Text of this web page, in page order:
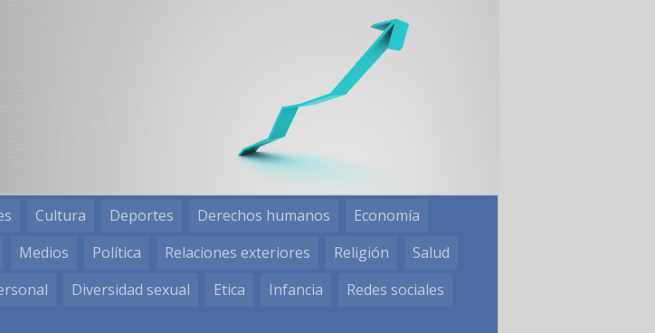
Cultura Deportes Derechos humanos
Economía
Medios Política Relaciones exteriores Religión
Salud
Diversidad sexual Etica Infancia
Redes sociales